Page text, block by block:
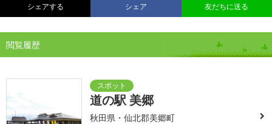
シェアする シェア 友だちに送る
閲覧履歴
道の駅 美郷
秋田県・仙北郡美郷町